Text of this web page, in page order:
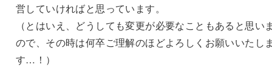
営していければと思っています。
（とはいえ、どうしても変更が必要なこともあると思い
ので、その時は何卒ご理解のほどよろしくお願いいたし
す…！）